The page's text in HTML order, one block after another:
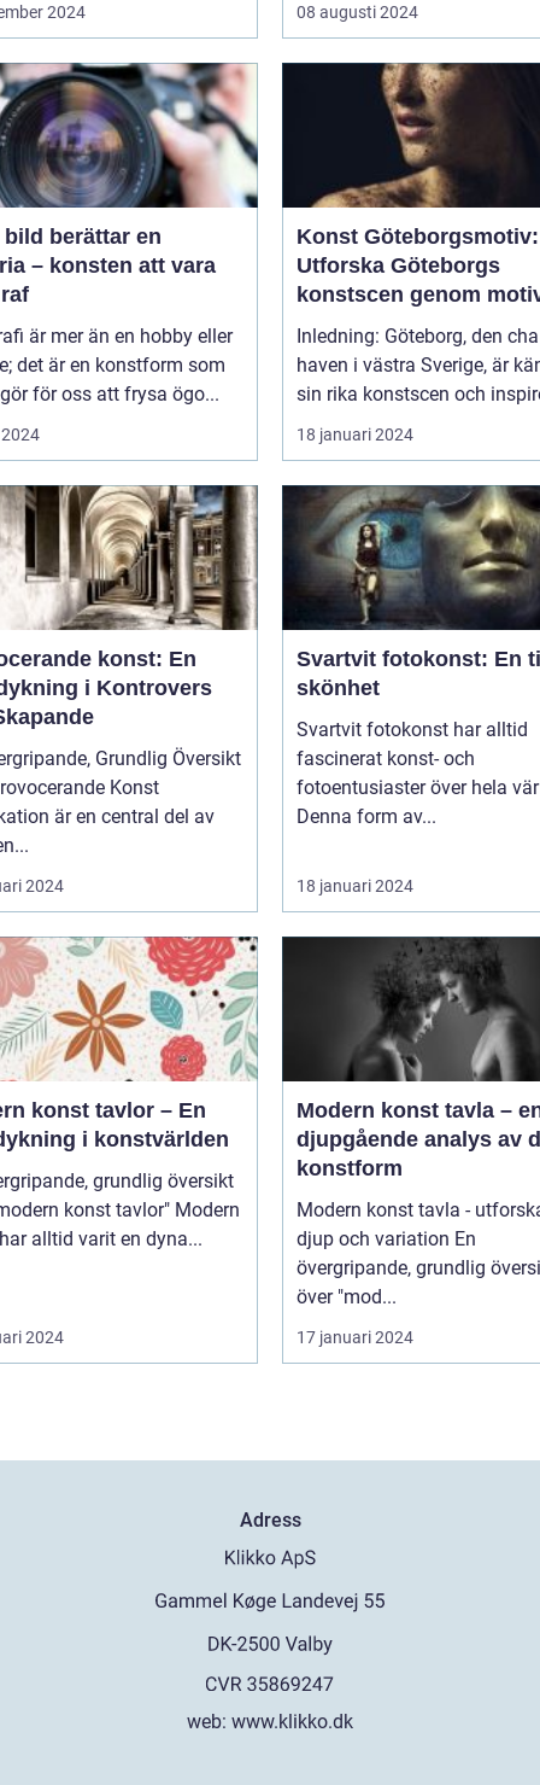
2024 08 augusti 2024
bild berättar en
– konsten att vara
är mer än en hobby eller
det är en konstform som
för oss att frysa ögo...
Konst Göteborgsmotiv:
Utforska Göteborgs
konstscen genom
målningar
Inledning: Göteborg, den
haven i västra Sverige, är
sin rika konstscen och
18 januari 2024
konst: En
i Kontrovers
Grundlig Översikt
Konst
är en central del av
2024
Svartvit fotokonst: En
skönhet
Svartvit fotokonst har alltid
fascinerat konst- och
fotoentusiaster över hela
Denna form av...
18 januari 2024
konst tavlor – En
i konstvärlden
grundlig översikt
konst tavlor" Modern
alltid varit en dyna...
2024
Modern konst tavla –
djupgående analys av
konstform
Modern konst tavla -
djup och variation En
övergripande, grundlig
över "mod...
17 januari 2024
Adress
web: www.klikko.dk